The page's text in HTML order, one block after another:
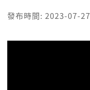
發布時間: 2023-07-27